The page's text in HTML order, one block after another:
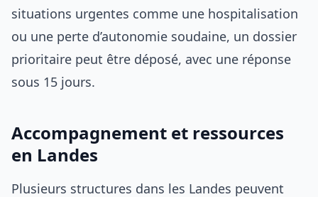
situations urgentes comme une hospitalisation
ou une perte d’autonomie soudaine, un dossier
prioritaire peut être déposé, avec une réponse
sous 15 jours.
Accompagnement et ressources
en Landes
Plusieurs structures dans les Landes peuvent